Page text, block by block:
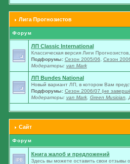
Лига Прогнозистов
Форум
ЛП Classic International
Классическая версия Лиги
Подфорумы: Сезон 2005/06
Сезон
Модераторы: van Mark
ЛП Bundes National
Новый вариант ЛП, в котором Вам
Подфорумы: Сезон 2006/07 (не
Модераторы: van Mark, Green Musician
Сайт
Форум
Книга жалоб и предложений
Здесь вы можете оставить свои отзывы